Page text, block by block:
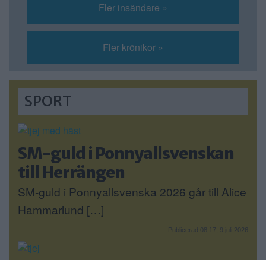
Fler insändare »
Fler krönikor »
SPORT
SM-guld i Ponnyallsvenskan
till Herrängen
SM-guld i Ponnyallsvenska 2026 går till Alice
Hammarlund […]
Publicerad 08:17, 9 juli 2026